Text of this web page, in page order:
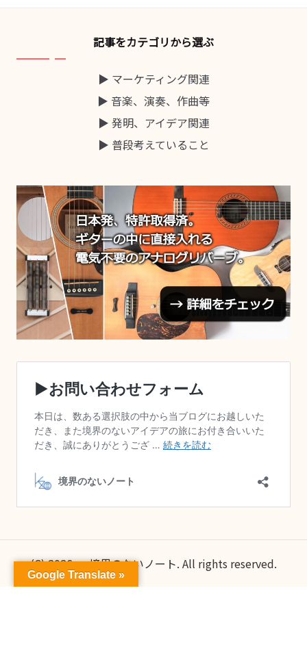
記事をカテゴリから選ぶ
▶ マーケティング関連
▶ 音楽、演奏、作曲等
▶ 発明、アイデア関連
▶ 普段考えていること
(C) 2026 — 境界のないノート. All rights reserved.
Google Translate »